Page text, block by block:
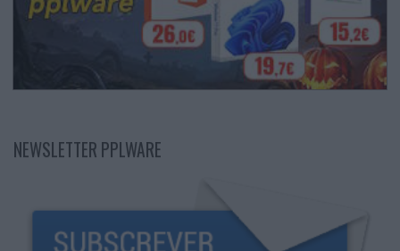
NEWSLETTER PPLWARE